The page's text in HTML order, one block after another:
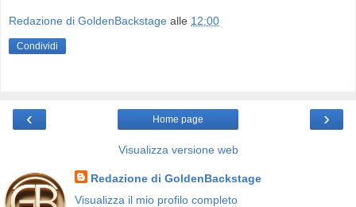
Redazione di GoldenBackstage alle 12:00
Condividi
‹ ›
Home page
Visualizza versione web
Redazione di GoldenBackstage
Visualizza il mio profilo completo